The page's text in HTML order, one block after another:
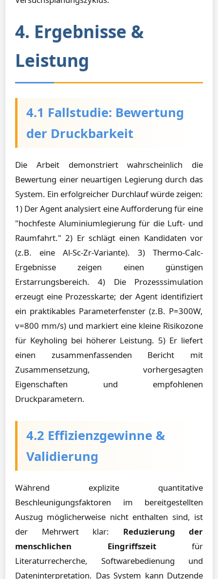
4. Ergebnisse &
Leistung
4.1 Fallstudie: Bewertung
der Druckbarkeit
Die Arbeit demonstriert wahrscheinlich die
Bewertung einer neuartigen Legierung durch das
System. Ein erfolgreicher Durchlauf würde zeigen:
1) Der Agent analysiert eine Aufforderung für eine
"hochfeste Aluminiumlegierung für die Luft- und
Raumfahrt." 2) Er schlägt einen Kandidaten vor
(z.B. eine Al-Sc-Zr-Variante). 3) Thermo-Calc-
Ergebnisse zeigen einen günstigen
Erstarrungsbereich. 4) Die Prozesssimulation
erzeugt eine Prozesskarte; der Agent identifiziert
ein praktikables Parameterfenster (z.B. P=300W,
v=800 mm/s) und markiert eine kleine Risikozone
für Keyholing bei höherer Leistung. 5) Er liefert
einen zusammenfassenden Bericht mit
Zusammensetzung, vorhergesagten
Eigenschaften und empfohlenen
Druckparametern.
4.2 Effizienzgewinne &
Validierung
Während explizite quantitative
Beschleunigungsfaktoren im bereitgestellten
Auszug möglicherweise nicht enthalten sind, ist
der Mehrwert klar: Reduzierung der
menschlichen Eingriffszeitfür
Literaturrecherche, Softwarebedienung und
Dateninterpretation. Das System kann Dutzende